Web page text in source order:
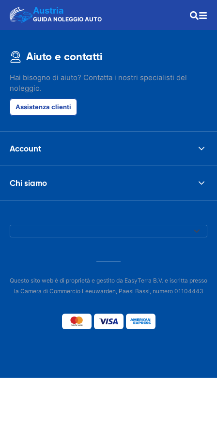
Austria
GUIDA NOLEGGIO AUTO
Aiuto e contatti
Hai bisogno di aiuto? Contatta i nostri specialisti del
noleggio.
Assistenza clienti
Account
Chi siamo
Questo sito web è di proprietà e gestito da EasyTerra B.V. e iscritta presso
la Camera di Commercio Leeuwarden, Paesi Bassi, numero 01104443